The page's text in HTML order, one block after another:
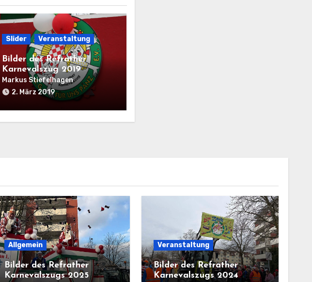
Slider Veranstaltung
Bilder des Refrather
Karnevalszug 2019
Markus Stiefelhagen
2. März 2019
Allgemein
Bilder des Refrather
Karnevalszugs 2025
Veranstaltung
Bilder des Refrather
Karnevalszugs 2024